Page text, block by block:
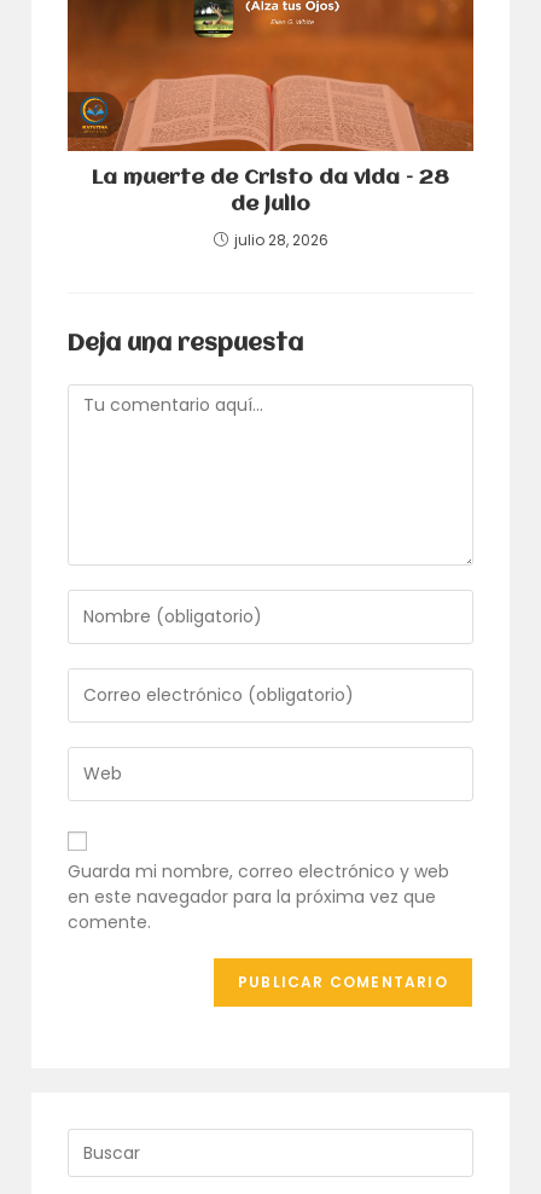
La muerte de Cristo da vida – 28
de julio
julio 28, 2026
Deja una respuesta
Comentario
tu
nombre
o
nombre
de
usuario
para
comentar
tu
dirección
de
correo
electrónico
para
comentar
URL
de
tu
web
(opcional)
Guarda mi nombre, correo electrónico y web
en este navegador para la próxima vez que
comente.